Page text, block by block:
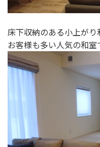
床下収納のある小上が
お客様も多い人気の和室